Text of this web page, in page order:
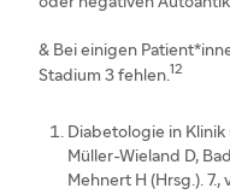
& Bei einigen
Stadium 3 fehlen. 12
Diabetologie in Klinik
Müller-Wieland D,
Mehnert H (Hrsg.).